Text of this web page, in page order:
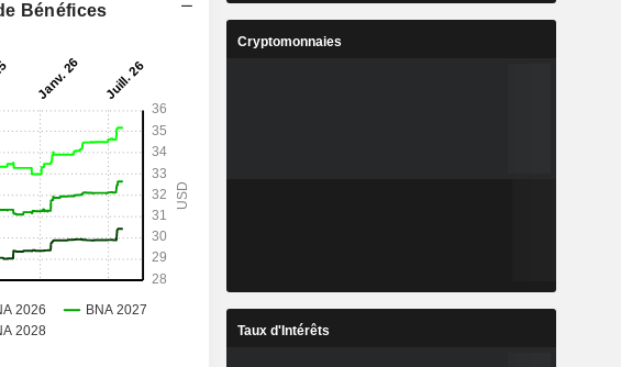
Bénéfices
Cryptomonnaies
Taux d'Intérêts